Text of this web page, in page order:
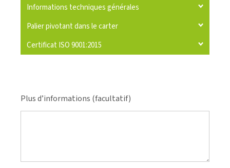
Informations techniques générales
Palier pivotant dans le carter
Certificat ISO 9001:2015
Plus d’informations (facultatif)